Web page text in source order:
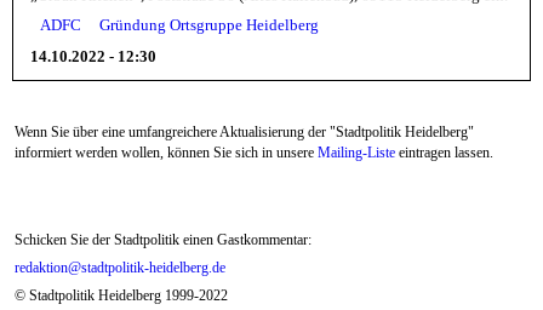
ADFC
Gründung Ortsgruppe Heidelberg
14.10.2022 - 12:30
Wenn Sie über eine umfangreichere Aktualisierung der "Stadtpolitik Heidelberg"
informiert werden wollen, können Sie sich in unsere Mailing-Liste eintragen lassen.
Schicken Sie der Stadtpolitik einen Gastkommentar:
redaktion@stadtpolitik-heidelberg.de
© Stadtpolitik Heidelberg 1999-2022